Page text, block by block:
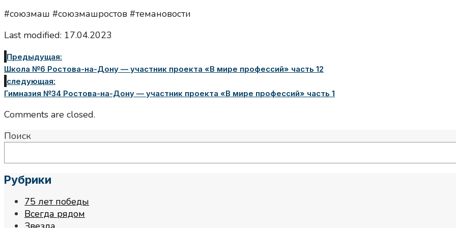
#союзмаш #союзмашростов #темановости
Last modified: 17.04.2023
Предыдущая:
Школа №6 Ростова-на-Дону — участник проекта «В мире профессий» часть 12
следующая:
Гимназия №34 Ростова-на-Дону — участник проекта «В мире профессий» часть 1
Comments are closed.
Поиск
Рубрики
75 лет победы
Всегда рядом